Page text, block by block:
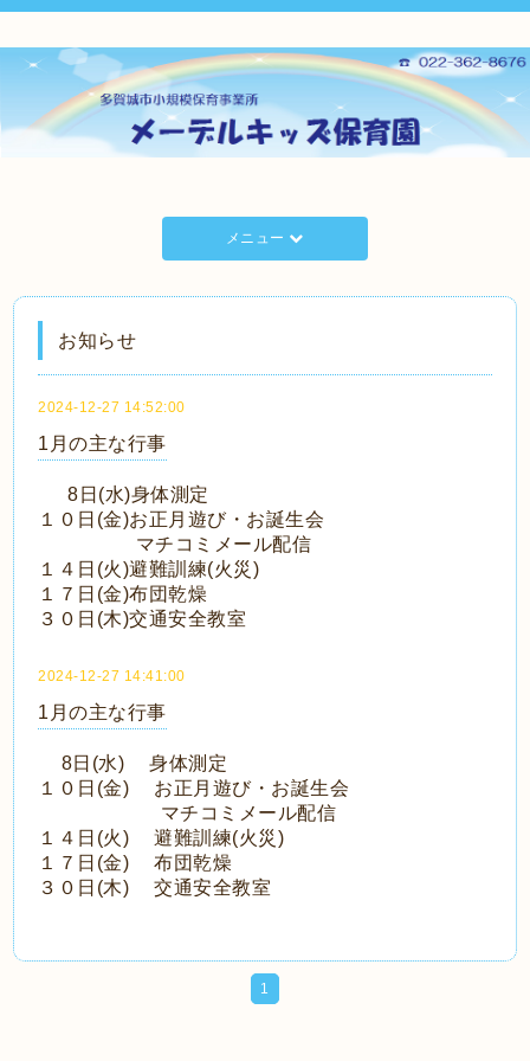
メニュー
お知らせ
2024-12-27 14:52:00
1月の主な行事
8日(水)身体測定
１０日(金)お正月遊び・お誕生会
マチコミメール配信
１４日(火)避難訓練(火災)
１７日(金)布団乾燥
３０日(木)交通安全教室
2024-12-27 14:41:00
1月の主な行事
8日(水) 身体測定
１０日(金) お正月遊び・お誕生会
マチコミメール配信
１４日(火) 避難訓練(火災)
１７日(金) 布団乾燥
３０日(木) 交通安全教室
1